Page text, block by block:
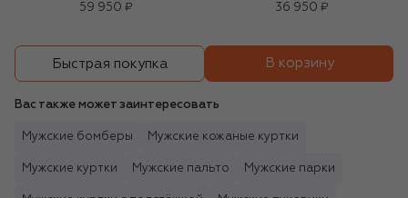
59 950 ₽
36 950 ₽
Быстрая покупка В корзину
Вас также может заинтересовать
Мужские бомберы Мужские кожаные куртки
Мужские куртки Мужские пальто Мужские парки